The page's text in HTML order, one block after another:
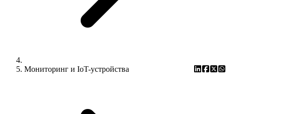
Мониторинг и IoT-устройства